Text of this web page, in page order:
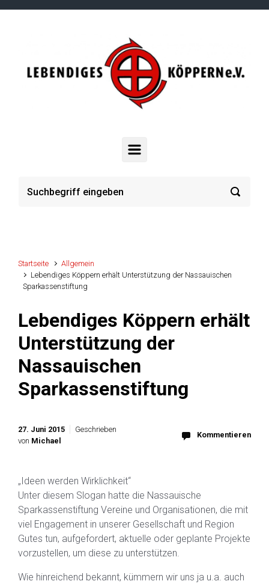
Zum Hauptinhalt springen
Startseite
Allgemein
Lebendiges Köppern erhält Unterstützung der Nassauischen
Sparkassenstiftung
Lebendiges Köppern erhält
Unterstützung der
Nassauischen
Sparkassenstiftung
27. Juni 2015
Geschrieben
von Michael
Kommentieren
„Ideen werden Wirklichkeit“
Unter diesem Slogan hatte die Nassauische
Sparkassenstiftung Vereine und Organisationen, die mit
viel Engagement in unserer Gesellschaft und Region
Gutes tun, aufgefordert, aktuelle oder geplante Projekte
vorzustellen, um diese zu unterstützen.
Wie hinreichend bekannt, kümmern wir uns ja u.a. auch